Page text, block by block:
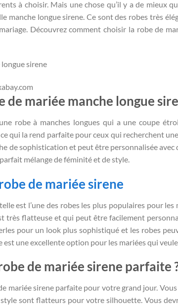
à choisir. Mais une chose qu’il y a de mieux
manche longue sirene. Ce sont des robes très
Découvrez comment choisir la robe de
de mariée manche longue
robe à manches longues qui a une coupe
ce qui la rend parfaite pour ceux qui recherchent
de sophistication et peut être personnalisée avec
mélange de féminité et de style.
de mariée sirene
est l’une des robes les plus populaires pour
très flatteuse et qui peut être facilement
pour un look plus sophistiqué et les robes
est une excellente option pour les mariées qui
de mariée sirene parfaite
mariée sirene parfaite pour votre grand jour.
sont flatteurs pour votre silhouette. Vous